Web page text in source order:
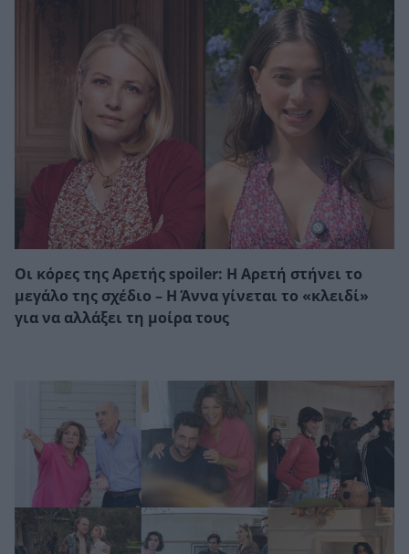
Οι κόρες της Αρετής spoiler: Η Αρετή στήνει το
μεγάλο της σχέδιο – Η Άννα γίνεται το «κλειδί»
για να αλλάξει τη μοίρα τους